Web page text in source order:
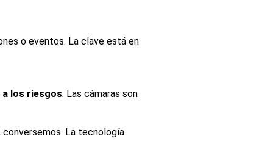
o eventos. La clave está en
a los riesgos. Las cámaras son
La tecnología